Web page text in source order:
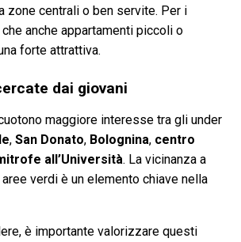
zone centrali o ben servite. Per i
anche appartamenti piccoli o
forte attrattiva.
dai giovani
maggiore interesse tra gli under
, San Donato, Bolognina, centro
all’Università. La vicinanza a
verdi è un elemento chiave nella
è importante valorizzare questi